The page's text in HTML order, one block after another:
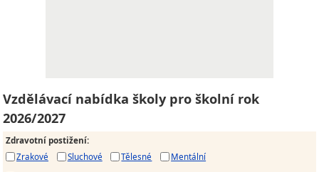
Vzdělávací nabídka školy pro školní rok
2026/2027
Zdravotní postižení:
Zrakové
Sluchové Tělesné
Mentální